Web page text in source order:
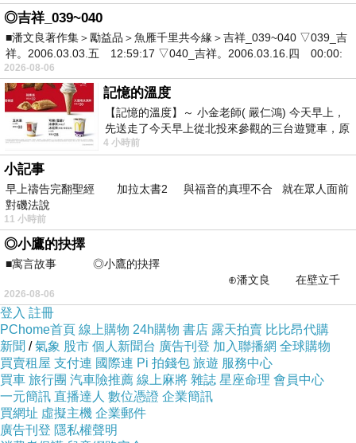
臉...?
還是爆氣吐血的掉頭就走...?
又或一切皆在早已知情在這日積月累的歲月裏，
進而破罐破摔的演變至此...。
◎吉祥_039~040
■潘文良著作集＞勵益品＞魚雁千里共今緣＞吉祥_039~040 ▽039_吉
祥。2006.03.03.五 12:59:17 ▽040_吉祥。2006.03.16.四 00:00:
2026-08-06
記憶的溫度
【記憶的溫度】～ 小金老師( 嚴仁鴻) 今天早上，
先送走了今天早上從北投來參觀的三台遊覽車，原
以為展場已經差不多要安靜下來，卻發
4 小時前
小記事
早上禱告完翻聖經 加拉太書2 與福音的真理不合 就在眾人面前
對磯法說
11 小時前
◎小鷹的抉擇
■寓言故事 ◎小鷹的抉擇
⊕潘文良 在壁立千
仞的懸崖上，有一座遮天蔽
2026-08-06
登入 註冊
PChome首頁 線上購物 24h購物 書店 露天拍賣 比比昂代購
新聞 /氣象 股市 個人新聞台 廣告刊登 加入聯播網 全球購物
買賣租屋 支付連 國際連 Pi 拍錢包 旅遊 服務中心
買車 旅行團 汽車險推薦 線上麻將 雜誌 星座命理 會員中心
一元簡訊 直播達人 數位憑證 企業簡訊
買網址 虛擬主機 企業郵件
廣告刊登 隱私權聲明